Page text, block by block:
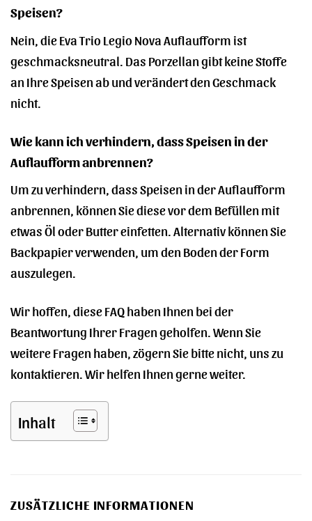
Speisen?
Nein, die Eva Trio Legio Nova Auflaufform ist
geschmacksneutral. Das Porzellan gibt keine Stoffe
an Ihre Speisen ab und verändert den Geschmack
nicht.
Wie kann ich verhindern, dass Speisen in der
Auflaufform anbrennen?
Um zu verhindern, dass Speisen in der Auflaufform
anbrennen, können Sie diese vor dem Befüllen mit
etwas Öl oder Butter einfetten. Alternativ können Sie
Backpapier verwenden, um den Boden der Form
auszulegen.
Wir hoffen, diese FAQ haben Ihnen bei der
Beantwortung Ihrer Fragen geholfen. Wenn Sie
weitere Fragen haben, zögern Sie bitte nicht, uns zu
kontaktieren. Wir helfen Ihnen gerne weiter.
Inhalt
ZUSÄTZLICHE INFORMATIONEN